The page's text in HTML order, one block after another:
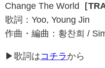
Change The World
［
歌詞：Yoo, Young Jin
作曲・編曲：황찬희 /
▶歌詞はコチラ から